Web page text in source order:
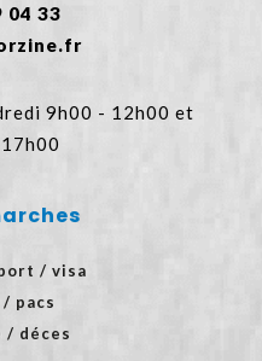
04 33
9h00 - 12h00 et
/ visa
pacs
/ déces